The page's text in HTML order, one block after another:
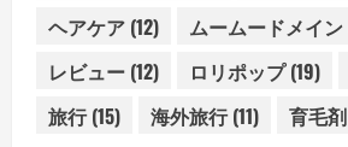
ヘアケア (12) ムームードメイン
レビュー (12) ロリポップ(19)
旅行(15) 海外旅行(11) 育毛剤